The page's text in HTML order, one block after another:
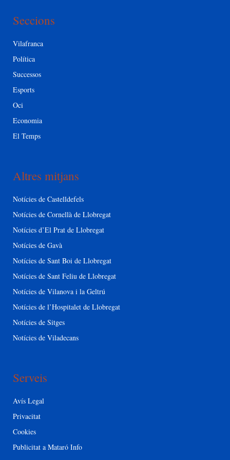
Seccions
Vilafranca
Política
Successos
Esports
Oci
Economia
El Temps
Altres mitjans
Notícies de Castelldefels
Notícies de Cornellà de Llobregat
Notícies d’El Prat de Llobregat
Notícies de Gavà
Notícies de Sant Boi de Llobregat
Notícies de Sant Feliu de Llobregat
Notícies de Vilanova i la Geltrú
Notícies de l’Hospitalet de Llobregat
Notícies de Sitges
Notícies de Viladecans
Serveis
Avís Legal
Privacitat
Cookies
Publicitat a Mataró Info